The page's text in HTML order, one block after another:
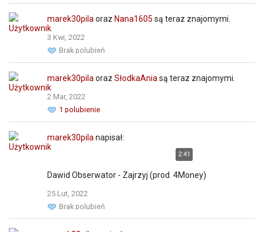
marek30pila oraz Nana1605 są teraz znajomymi.
3 Kwi, 2022
Brak polubień
marek30pila oraz SłodkaAnia są teraz znajomymi.
2 Mar, 2022
1 polubienie
marek30pila napisał:
2:41
Dawid Obserwator - Zajrzyj (prod. 4Money)
25 Lut, 2022
Brak polubień